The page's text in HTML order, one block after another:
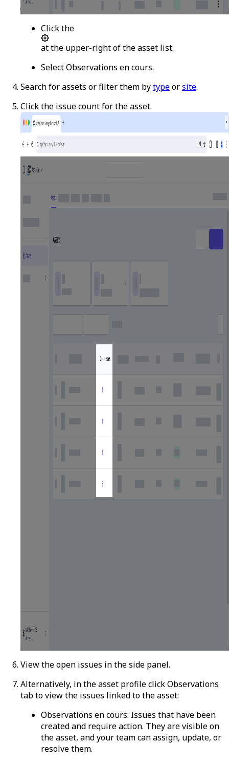
Click the
at the upper-right of the asset list.
SelectObservations en cours.
Search for assets or filter them bytypeorsite.
Click the issue count for the asset.
View the open issues in the side panel.
Alternatively, in the asset profile clickObservations
tab to view the issues linked to the asset:
Observations en cours: Issues that have been
created and require action. They are visible on
the asset, and your team can assign, update, or
resolve them.